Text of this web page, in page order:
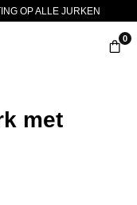
OP ALLE JURKEN
0
met